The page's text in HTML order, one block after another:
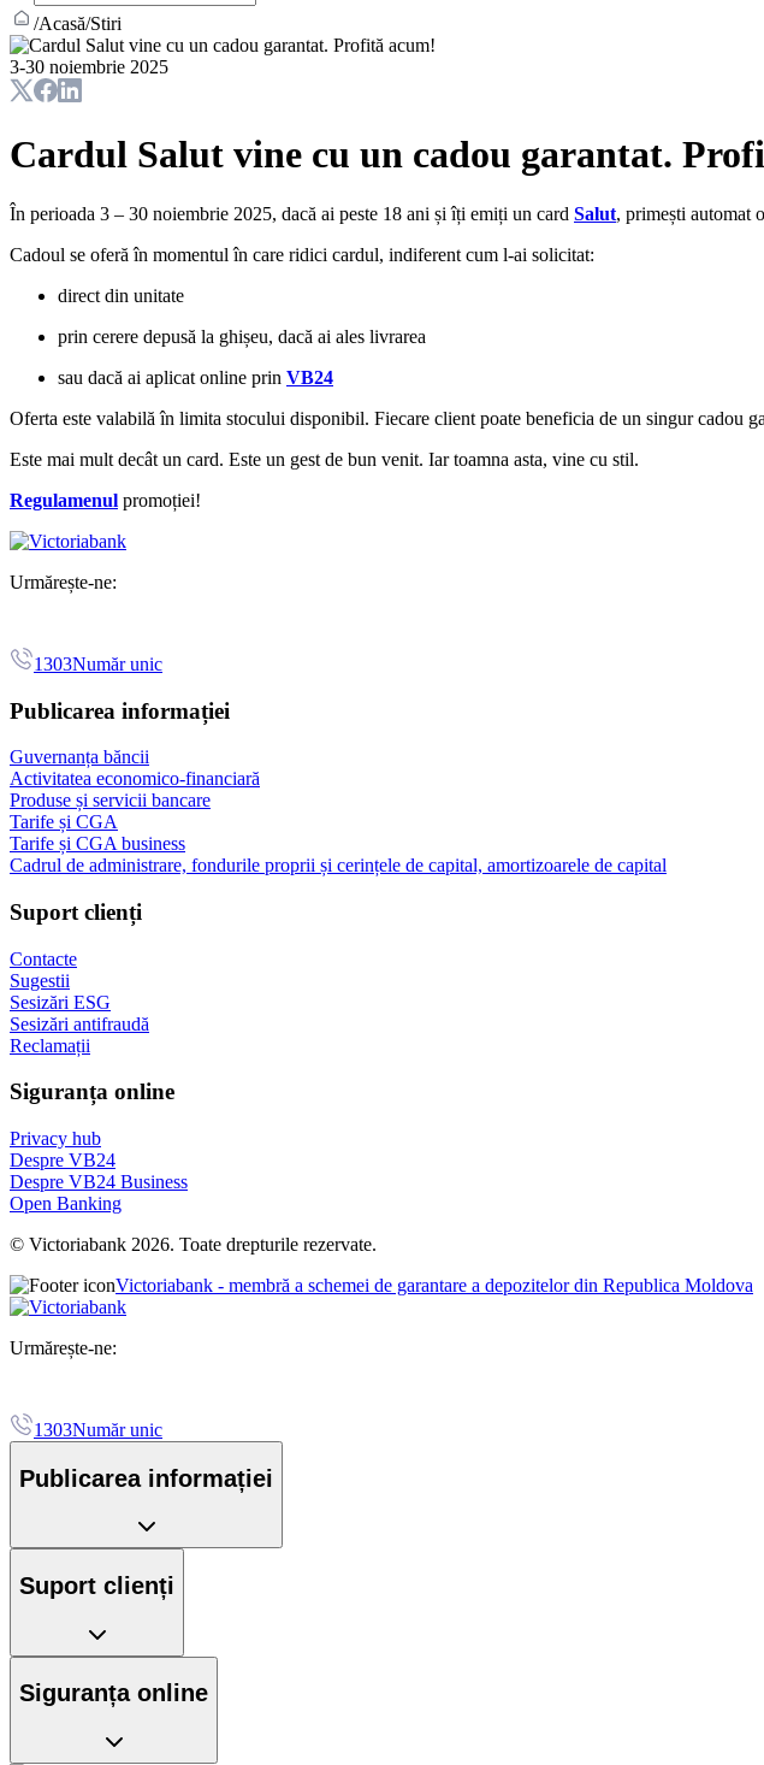
/Acasă/Stiri
3-30 noiembrie 2025
Cardul Salut vine cu un cadou garantat.
În perioada 3 – 30 noiembrie 2025, dacă ai peste 18 ani și îți emiți un card Salut, primești automat
Cadoul se oferă în momentul în care ridici cardul, indiferent cum l-ai solicitat:
direct din unitate
prin cerere depusă la ghișeu, dacă ai ales livrarea
sau dacă ai aplicat online prin VB24
Oferta este valabilă în limita stocului disponibil. Fiecare client poate beneficia de un singur cadou
Este mai mult decât un card. Este un gest de bun venit. Iar toamna asta, vine cu stil.
Regulamenul promoției!
Urmărește-ne:
1303Număr unic
Publicarea informației
Guvernanța băncii
Activitatea economico-financiară
Produse și servicii bancare
Tarife și CGA
Tarife și CGA business
Cadrul de administrare, fondurile proprii și cerințele de capital, amortizoarele de capital
Suport clienți
Contacte
Sugestii
Sesizări ESG
Sesizări antifraudă
Reclamații
Siguranța online
Privacy hub
Despre VB24
Despre VB24 Business
Open Banking
© Victoriabank 2026. Toate drepturile rezervate.
Victoriabank - membră a schemei de garantare a depozitelor din Republica Moldova
Urmărește-ne:
1303Număr unic
Publicarea informației
Suport clienți
Siguranța online